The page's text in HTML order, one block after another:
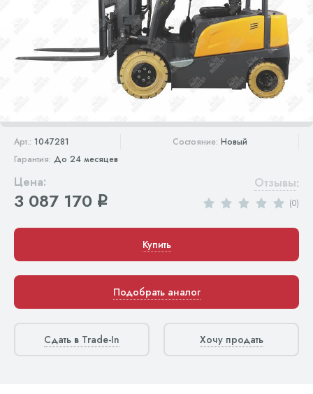
Арт.: 1047281 Состояние: Новый
Гарантия: До 24 месяцев
Цена:
3 087 170 q
Отзывы:
(0)
Купить
Подобрать аналог
Сдать в Trade-In Хочу продать